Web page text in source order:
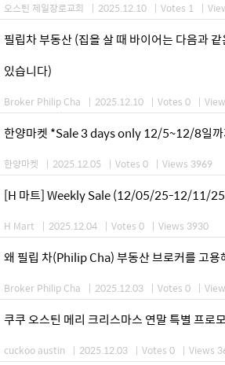
오스틴 제일장로교회 | 2025.12.10 | Votes 1 |
필립차 부동산 (집을 살 때 바이어는 다음과
있습니다)
Broker Philip Cha | 2025.12.10 | Votes 0 |
한양마켓 *Sale 3 days only 12/5~12/8일
한양마켓 | 2025.12.05 | Votes 0 | Views 3969
[H 마트] Weekly Sale (12/05/25-12/11/
H Mart | 2025.12.04 | Votes 0 | Views 3930
왜 필립 차(Philip Cha) 부동산 브로커를 고용
Broker Philip Cha | 2025.12.03 | Votes 0 |
쿠쿠 오스틴 메리 크리스마스 연말 특별 프로
cuckoo austin | 2025.12.03 | Votes 0 | Views